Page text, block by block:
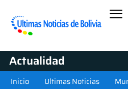
Actualidad
Inicio Ultimas Noticias